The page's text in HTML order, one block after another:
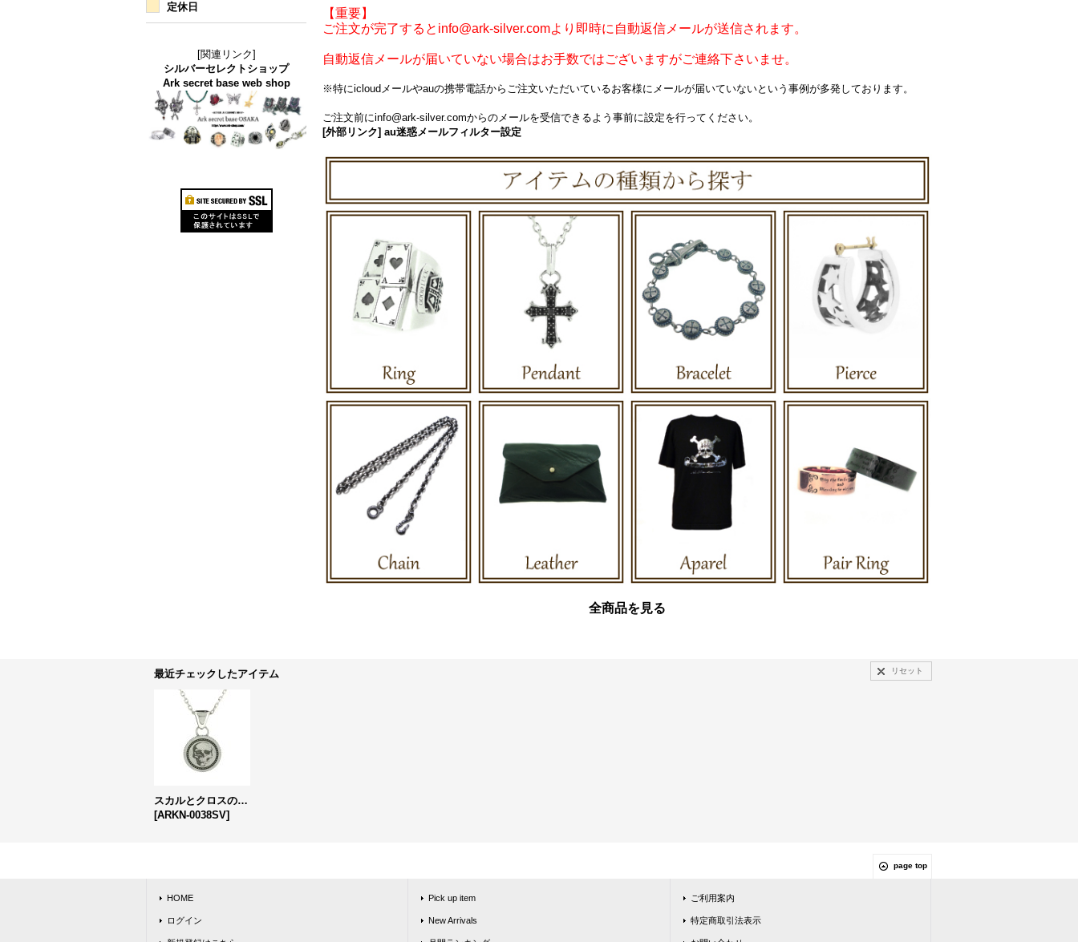
定休日
[関連リンク]
シルバーセレクトショップ
Ark secret base web shop
【重要】
ご注文が完了するとinfo@ark-silver.comより即時に自動返信メールが送信されます。
自動返信メールが届いていない場合はお手数ではございますがご連絡下さいませ。
※特にicloudメールやauの携帯電話からご注文いただいているお客様にメールが届いていないという事例が多発しております。
ご注文前にinfo@ark-silver.comからのメールを受信できるよう事前に設定を行ってください。
[外部リンク] au迷惑メールフィルター設定
全商品を見る
最近チェックしたアイテム リセット
スカルとクロスのリバーシブルコイン「リバースコインペンダント」
[ARKN-0038SV]
page top
HOME
ログイン
Pick up item
New Arrivals
ご利用案内
特定商取引法表示